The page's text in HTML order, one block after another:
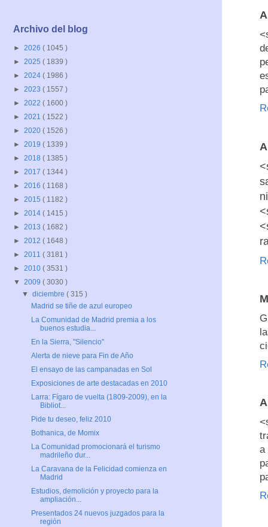
a
Archivo del blog
► 2026 ( 1045 )
► 2025 ( 1839 )
► 2024 ( 1986 )
► 2023 ( 1557 )
► 2022 ( 1600 )
► 2021 ( 1522 )
► 2020 ( 1526 )
► 2019 ( 1339 )
► 2018 ( 1385 )
► 2017 ( 1344 )
► 2016 ( 1168 )
► 2015 ( 1182 )
► 2014 ( 1415 )
► 2013 ( 1682 )
► 2012 ( 1648 )
► 2011 ( 3181 )
► 2010 ( 3531 )
▼ 2009 ( 3030 )
▼diciembre( 315 )
Madrid se tiñe de azul europeo
La Comunidad de Madrid premia a los
buenos estudia...
En la Sierra, "Silencio"
Alerta de nieve para Fin de Año
El ensayo de las campanadas en Sol
Exposiciones de arte destacadas en 2010
Larra: Fígaro de vuelta (1809-2009), en la
Bibliot...
Pide tu deseo, feliz 2010
Bothanica, de Momix
La Comunidad promocionará el turismo
madrileño dur...
La Caravana de la Felicidad comienza en
Madrid
Estudios, demolición y proyecto para la
ampliación...
Presentados 24 nuevos juzgados para la
región